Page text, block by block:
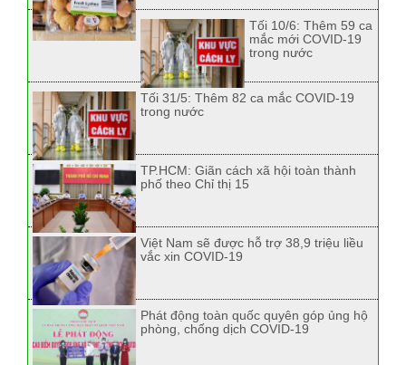
Tối 10/6: Thêm 59 ca
mắc mới COVID-19
trong nước
Tối 31/5: Thêm 82 ca mắc COVID-19
trong nước
TP.HCM: Giãn cách xã hội toàn thành
phố theo Chỉ thị 15
Việt Nam sẽ được hỗ trợ 38,9 triệu liều
vắc xin COVID-19
Phát động toàn quốc quyên góp ủng hộ
phòng, chống dịch COVID-19